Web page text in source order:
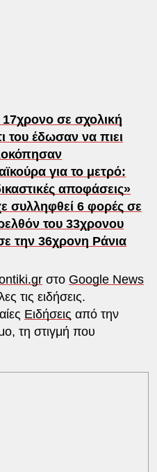
σε σχολική
του έδωσαν να πιει
για το μετρό:
αποφάσεις»
συλληφθεί 6 φορές σε
του 33χρονου
την 36χρονη Ράνια
στο Google News
τις ειδήσεις.
Ειδήσεις από την
τη στιγμή που